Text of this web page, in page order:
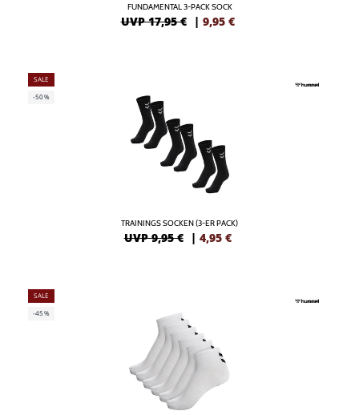
FUNDAMENTAL 3-PACK SOCK
UVP 17,95 € | 9,95 €
SALE
-50%
TRAININGS SOCKEN (3-ER PACK)
UVP 9,95 € | 4,95 €
SALE
-45%